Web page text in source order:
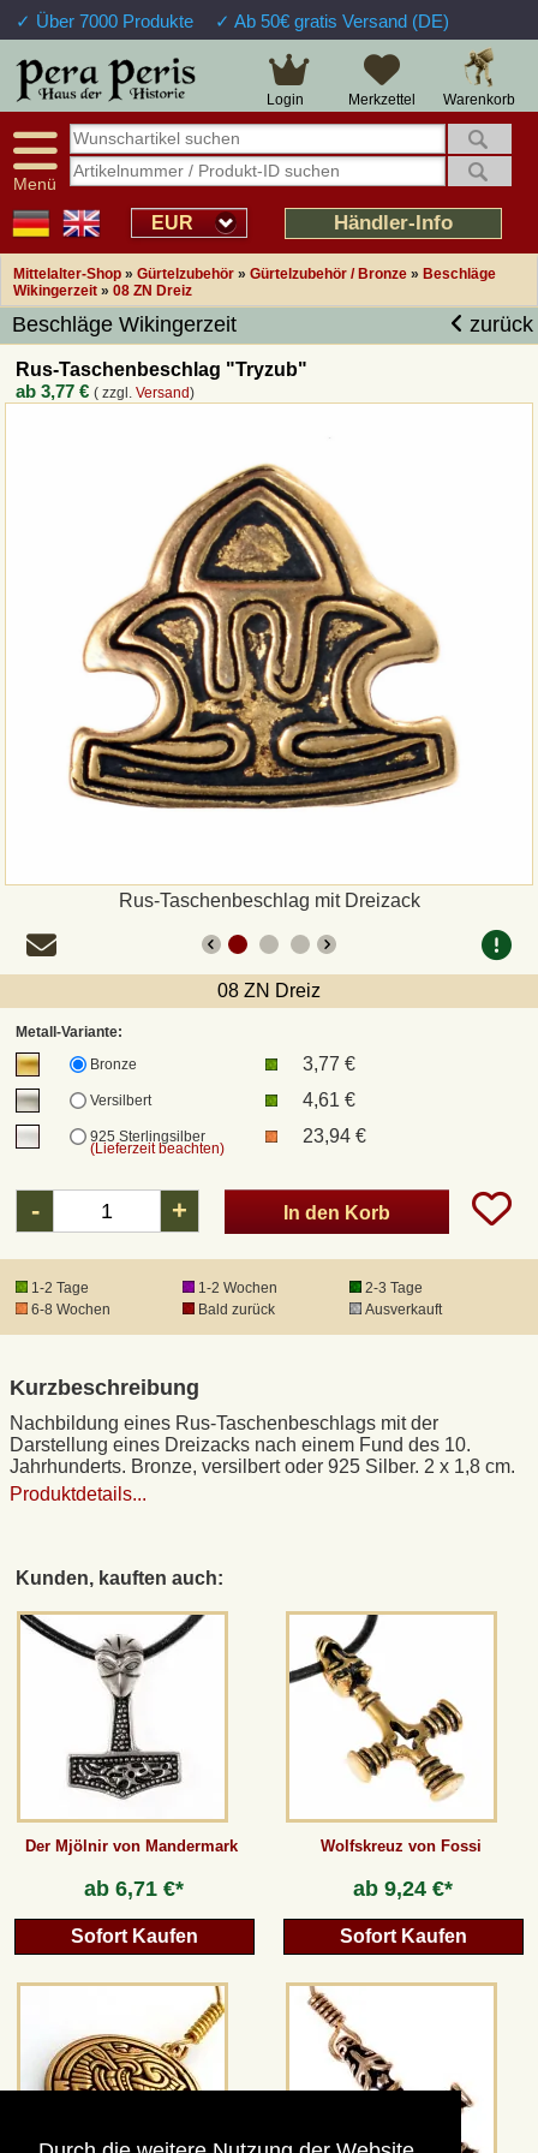
✓ Über 7000 Produkte ✓ Ab 50€ gratis Versand (DE)
Warenkorb
Merkzettel
Login
Menü
EUR Händler-Info
Mittelalter-Shop » Gürtelzubehör » Gürtelzubehör / Bronze » Beschläge
Wikingerzeit » 08 ZN Dreiz
Beschläge Wikingerzeit zurück
Rus-Taschenbeschlag "Tryzub"
ab3,77 € ( zzgl.Versand)
Rus-Taschenbeschlag mit Dreizack
08 ZN Dreiz
Metall-Variante:
Bronze
3,77 €
Versilbert 4,61 €
925 Sterlingsilber
(Lieferzeit beachten)
23,94 €
- + In den Korb
1-2 Tage 1-2 Wochen
2-3 Tage
6-8 Wochen
Bald zurück Ausverkauft
Kurzbeschreibung
Nachbildung eines Rus-Taschenbeschlags mit der
Darstellung eines Dreizacks nach einem Fund des 10.
Jahrhunderts. Bronze, versilbert oder 925 Silber. 2 x 1,8 cm.
Produktdetails...
Kunden, kauften auch:
Der Mjölnir von Mandermark
ab6,71 €*
Sofort Kaufen
Wolfskreuz von Fossi
ab9,24 €*
Sofort Kaufen
Große Auswahl
Verfügbarkeitsanzeige
Sendungsverfolgung
Intelligente Navigation
Freundlicher Service
14 Tage Widerrufsrecht
Über 25 Jahre Erfahrung
Schnelle Rücküberweisung
Kulant bei Retouren
Prof. Auftragsabwicklung
Übersicht Mittelalter-Produkte
Impressum
Widerrufsfunktion
Vorkasse
UPS
DHL Paket
DPD
DHL Kleinpaket
DHL Express
Produkthaftung
Widerrufsrecht
Newsletter
Vertrag wiederrufen
eventueller Zölle (bei Nicht-EU-Ländern). Durchgestrichene Preise entsprechen dem
bisherigen Preis bei peraperis.com.
Zur klassischen Website